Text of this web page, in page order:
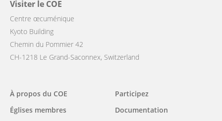
Visiter le COE
Centre œcuménique
Kyoto Building
Chemin du Pommier 42
CH-1218 Le Grand-Saconnex, Switzerland
Main
navigation
À propos du COE
Églises membres
Participez
Documentation